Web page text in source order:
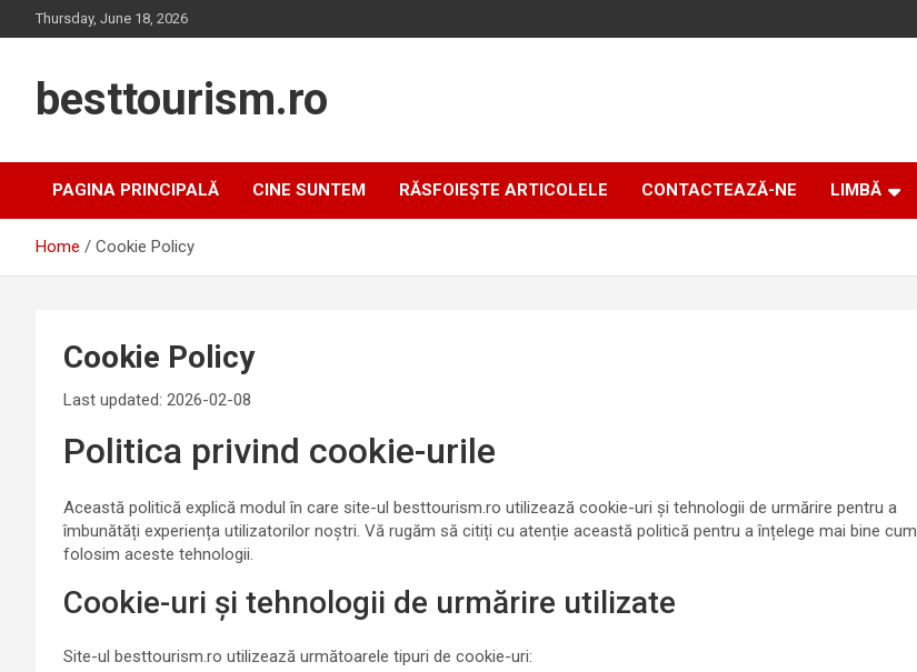
to
Thursday, June 18, 2026
besttourism.ro
PAGINA PRINCIPALĂ CINE SUNTEM RĂSFOIEȘTE ARTICOLELE CONTACTEAZĂ-NE LIMBĂ
Home Cookie Policy
Cookie Policy
Last updated: 2026-02-08
Politica privind cookie-urile
Această politică explică modul în care site-ul besttourism.ro utilizează cookie-uri și tehnologii de urmărire pentru a
îmbunătăți experiența utilizatorilor noștri. Vă rugăm să citiți cu atenție această politică pentru a înțelege mai bine cum
folosim aceste tehnologii.
Cookie-uri și tehnologii de urmărire utilizate
Site-ul besttourism.ro utilizează următoarele tipuri de cookie-uri: